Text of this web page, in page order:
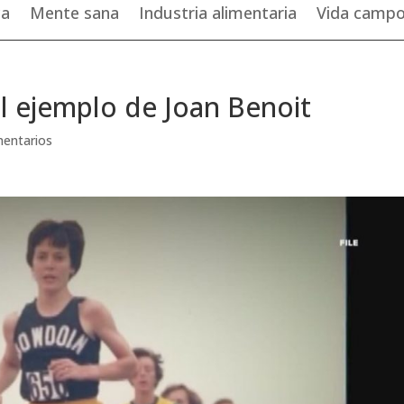
Mente sana Industria alimentaria Vida
ejemplo de Joan Benoit